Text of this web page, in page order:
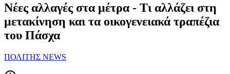
Νέες αλλαγές στα μέτρα - Τι αλλάζει στη
μετακίνηση και τα οικογενειακά τραπέζια
του Πάσχα
ΠΟΛΙΤΗΣ NEWS